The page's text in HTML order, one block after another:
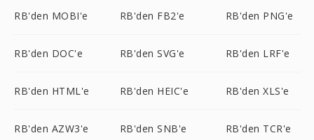
RB'den MOBI'e RB'den FB2'e RB'den PNG'e
RB'den DOC'e RB'den SVG'e RB'den LRF'e
RB'den HTML'e RB'den HEIC'e RB'den XLS'e
RB'den AZW3'e RB'den SNB'e RB'den TCR'e